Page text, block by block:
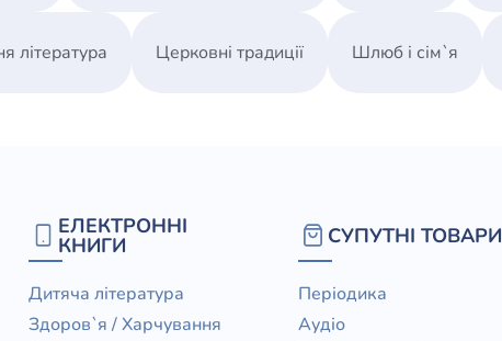
література Церковні традиції Шлюб і сім`я
ЕЛЕКТРОННІ
КНИГИ
Дитяча література
Здоров`я / Харчування
СУПУТНІ ТОВАРИ
Періодика
Аудіо